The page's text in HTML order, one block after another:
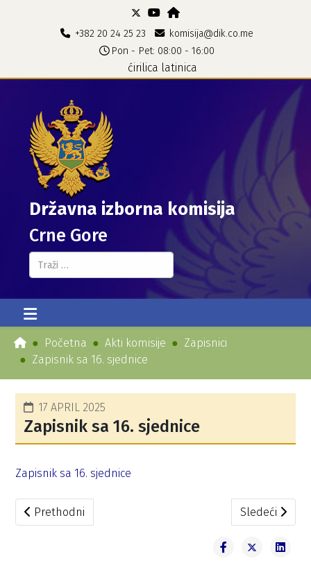
+382 20 24 25 23
komisija@dik.co.me
Pon - Pet: 08:00 - 16:00
ćirilica latinica
Državna izborna komisija
Crne Gore
Pretraga...
Početna Akti komisije
Zapisnici
Zapisnik sa 16. sjednice
17 APRIL 2025
Zapisnik sa 16. sjednice
Zapisnik sa 16. sjednice
Prethodni članak: Zapisnik sa 17. sjednice
Prethodni Sledeći
Sledeći